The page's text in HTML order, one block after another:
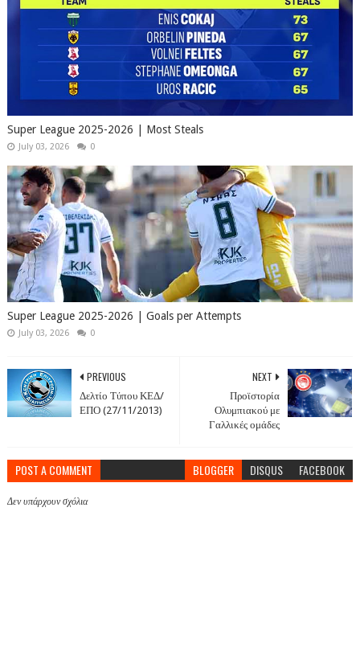
Super League 2025-2026 | Most Steals
July 03, 2026 0
Super League 2025-2026 | Goals per Attempts
July 03, 2026 0
NEXT
Προϊστορία
Ολυμπιακού με
Γαλλικές ομάδες
PREVIOUS
Δελτίο Τύπου ΚΕΔ/
ΕΠΟ (27/11/2013)
POST A COMMENT BLOGGER DISQUS FACEBOOK
Δεν υπάρχουν σχόλια